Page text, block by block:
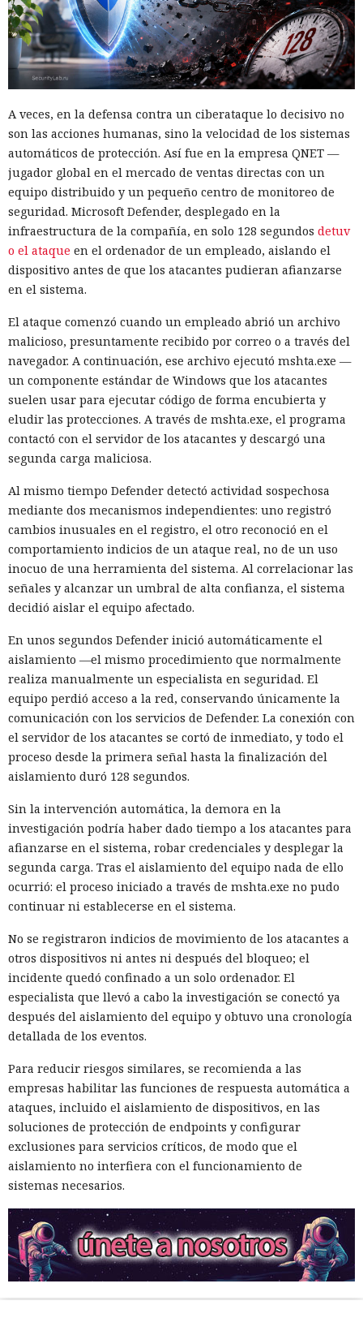
A veces, en la defensa contra un ciberataque lo decisivo no
son las acciones humanas, sino la velocidad de los sistemas
automáticos de protección. Así fue en la empresa QNET —
jugador global en el mercado de ventas directas con un
equipo distribuido y un pequeño centro de monitoreo de
seguridad. Microsoft Defender, desplegado en la
infraestructura de la compañía, en solo 128 segundos detuv
o el ataque en el ordenador de un empleado, aislando el
dispositivo antes de que los atacantes pudieran afianzarse
en el sistema.
El ataque comenzó cuando un empleado abrió un archivo
malicioso, presuntamente recibido por correo o a través del
navegador. A continuación, ese archivo ejecutó mshta.exe —
un componente estándar de Windows que los atacantes
suelen usar para ejecutar código de forma encubierta y
eludir las protecciones. A través de mshta.exe, el programa
contactó con el servidor de los atacantes y descargó una
segunda carga maliciosa.
Al mismo tiempo Defender detectó actividad sospechosa
mediante dos mecanismos independientes: uno registró
cambios inusuales en el registro, el otro reconoció en el
comportamiento indicios de un ataque real, no de un uso
inocuo de una herramienta del sistema. Al correlacionar las
señales y alcanzar un umbral de alta confianza, el sistema
decidió aislar el equipo afectado.
En unos segundos Defender inició automáticamente el
aislamiento —el mismo procedimiento que normalmente
realiza manualmente un especialista en seguridad. El
equipo perdió acceso a la red, conservando únicamente la
comunicación con los servicios de Defender. La conexión con
el servidor de los atacantes se cortó de inmediato, y todo el
proceso desde la primera señal hasta la finalización del
aislamiento duró 128 segundos.
Sin la intervención automática, la demora en la
investigación podría haber dado tiempo a los atacantes para
afianzarse en el sistema, robar credenciales y desplegar la
segunda carga. Tras el aislamiento del equipo nada de ello
ocurrió: el proceso iniciado a través de mshta.exe no pudo
continuar ni establecerse en el sistema.
No se registraron indicios de movimiento de los atacantes a
otros dispositivos ni antes ni después del bloqueo; el
incidente quedó confinado a un solo ordenador. El
especialista que llevó a cabo la investigación se conectó ya
después del aislamiento del equipo y obtuvo una cronología
detallada de los eventos.
Para reducir riesgos similares, se recomienda a las
empresas habilitar las funciones de respuesta automática a
ataques, incluido el aislamiento de dispositivos, en las
soluciones de protección de endpoints y configurar
exclusiones para servicios críticos, de modo que el
aislamiento no interfiera con el funcionamiento de
sistemas necesarios.